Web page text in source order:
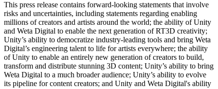
This press release contains forward-looking statements that involve
risks and uncertainties, including statements regarding enabling
millions of creators and artists around the world; the ability of Unity
and Weta Digital to enable the next generation of RT3D creativity;
Unity’s ability to democratize industry-leading tools and bring Weta
Digital’s engineering talent to life for artists everywhere; the ability
of Unity to enable an entirely new generation of creators to build,
transform and distribute stunning 3D content; Unity’s ability to bring
Weta Digital to a much broader audience; Unity’s ability to evolve
its pipeline for content creators; and Unity and Weta Digital's ability